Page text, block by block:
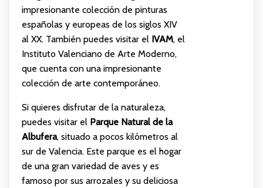
impresionante colección de pinturas
españolas y europeas de los siglos XIV
al XX. También puedes visitar el IVAM, el
Instituto Valenciano de Arte Moderno,
que cuenta con una impresionante
colección de arte contemporáneo.
Si quieres disfrutar de la naturaleza,
puedes visitar el Parque Natural de la
Albufera, situado a pocos kilómetros al
sur de Valencia. Este parque es el hogar
de una gran variedad de aves y es
famoso por sus arrozales y su deliciosa